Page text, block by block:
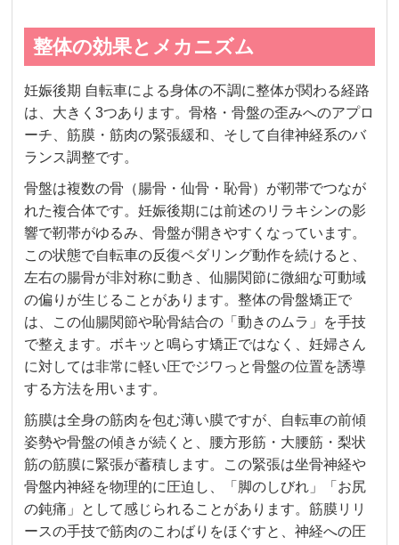
整体の効果とメカニズム
妊娠後期 自転車による身体の不調に整体が関わる経路
は、大きく3つあります。骨格・骨盤の歪みへのアプロ
ーチ、筋膜・筋肉の緊張緩和、そして自律神経系のバ
ランス調整です。
骨盤は複数の骨（腸骨・仙骨・恥骨）が靭帯でつなが
れた複合体です。妊娠後期には前述のリラキシンの影
響で靭帯がゆるみ、骨盤が開きやすくなっています。
この状態で自転車の反復ペダリング動作を続けると、
左右の腸骨が非対称に動き、仙腸関節に微細な可動域
の偏りが生じることがあります。整体の骨盤矯正で
は、この仙腸関節や恥骨結合の「動きのムラ」を手技
で整えます。ボキッと鳴らす矯正ではなく、妊婦さん
に対しては非常に軽い圧でジワっと骨盤の位置を誘導
する方法を用います。
筋膜は全身の筋肉を包む薄い膜ですが、自転車の前傾
姿勢や骨盤の傾きが続くと、腰方形筋・大腰筋・梨状
筋の筋膜に緊張が蓄積します。この緊張は坐骨神経や
骨盤内神経を物理的に圧迫し、「脚のしびれ」「お尻
の鈍痛」として感じられることがあります。筋膜リリ
ースの手技で筋肉のこわばりをほぐすと、神経への圧